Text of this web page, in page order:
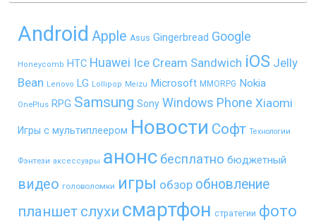
Android Apple Asus Gingerbread Google
Honeycomb HTC Huawei Ice Cream Sandwich iOS Jelly
Bean Lenovo LG Lollipop Meizu Microsoft MMORPG Nokia
OnePlus RPG Samsung Sony Windows Phone Xiaomi
Игры с мультиплеером Новости Софт Технологии
Фэнтези аксессуары анонс бесплатно бюджетный
видео головоломки игры обзор обновление
планшет слухи смартфон стратегии фото